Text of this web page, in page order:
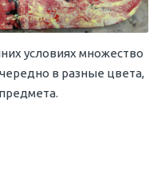
условиях множество
в разные цвета,